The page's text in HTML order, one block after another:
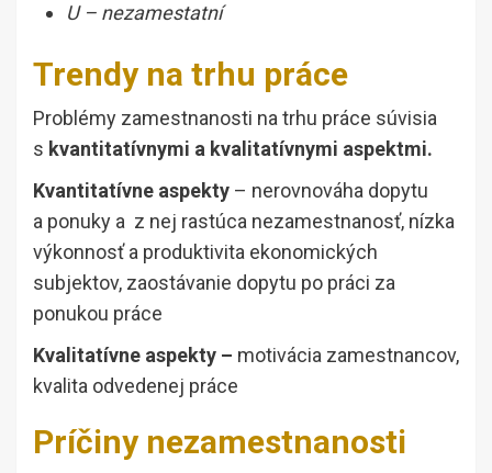
U – nezamestatní
Trendy na trhu práce
Problémy zamestnanosti na trhu práce súvisia
s kvantitatívnymi a kvalitatívnymi aspektmi.
Kvantitatívne aspekty – nerovnováha dopytu
a ponuky a z nej rastúca nezamestnanosť, nízka
výkonnosť a produktivita ekonomických
subjektov, zaostávanie dopytu po práci za
ponukou práce
Kvalitatívne aspekty – motivácia zamestnancov,
kvalita odvedenej práce
Príčiny nezamestnanosti